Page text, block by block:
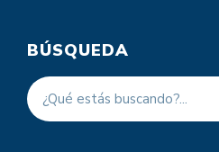
BÚSQUEDA